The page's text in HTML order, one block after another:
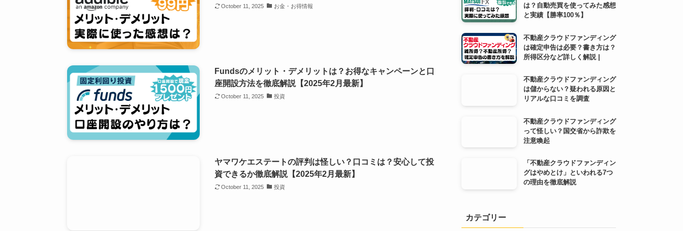
October 11, 2025 お金・お得情報
Fundsのメリット・デメリットは？お得なキャンペーンと口
座開設方法を徹底解説【2025年2月最新】
October 11, 2025 投資
ヤマワケエステートの評判は怪しい？口コミは？安心して投
資できるか徹底解説【2025年2月最新】
October 11, 2025 投資
は？自動売買を使ってみた感想
と実績【勝率100％】
不動産クラウドファンディング
は確定申告は必要？書き方は？
所得区分など詳しく解説 |
不動産クラウドファンディング
は儲からない？疑われる原因と
リアルな口コミを調査
不動産クラウドファンディング
って怪しい？国交省から詐欺を
注意喚起
「不動産クラウドファンディン
グはやめとけ」といわれる7つ
の理由を徹底解説
カテゴリー